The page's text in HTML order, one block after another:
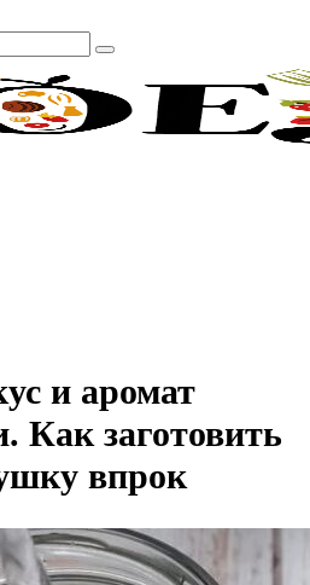
и аромат
Как заготовить
впрок